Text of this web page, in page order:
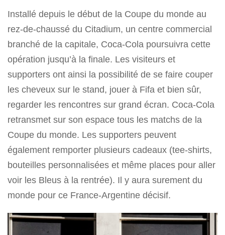
Installé depuis le début de la Coupe du monde au
rez-de-chaussé du Citadium, un centre commercial
branché de la capitale, Coca-Cola poursuivra cette
opération jusqu’à la finale. Les visiteurs et
supporters ont ainsi la possibilité de se faire couper
les cheveux sur le stand, jouer à Fifa et bien sûr,
regarder les rencontres sur grand écran. Coca-Cola
retransmet sur son espace tous les matchs de la
Coupe du monde. Les supporters peuvent
également remporter plusieurs cadeaux (tee-shirts,
bouteilles personnalisées et même places pour aller
voir les Bleus à la rentrée). Il y aura surement du
monde pour ce France-Argentine décisif.